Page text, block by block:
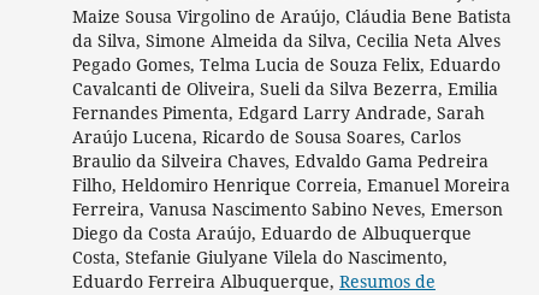
Maize Sousa Virgolino de Araújo, Cláudia Bene Batista
da Silva, Simone Almeida da Silva, Cecilia Neta Alves
Pegado Gomes, Telma Lucia de Souza Felix, Eduardo
Cavalcanti de Oliveira, Sueli da Silva Bezerra, Emilia
Fernandes Pimenta, Edgard Larry Andrade, Sarah
Araújo Lucena, Ricardo de Sousa Soares, Carlos
Braulio da Silveira Chaves, Edvaldo Gama Pedreira
Filho, Heldomiro Henrique Correia, Emanuel Moreira
Ferreira, Vanusa Nascimento Sabino Neves, Emerson
Diego da Costa Araújo, Eduardo de Albuquerque
Costa, Stefanie Giulyane Vilela do Nascimento,
Eduardo Ferreira Albuquerque, Resumos de